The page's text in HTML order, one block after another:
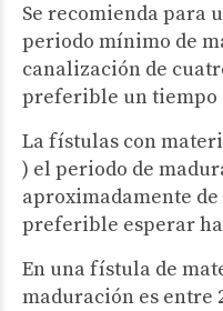
Se recomienda para
periodo mínimo de
canalización de
preferible un tiempo
La fístulas con
) el periodo de
aproximadamente de
preferible esperar
En una fístula de
maduración es entre